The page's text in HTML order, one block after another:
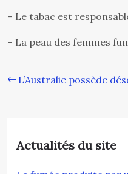
– Le tabac est
– La peau des femmes
L’Australie possède
Actualités du site